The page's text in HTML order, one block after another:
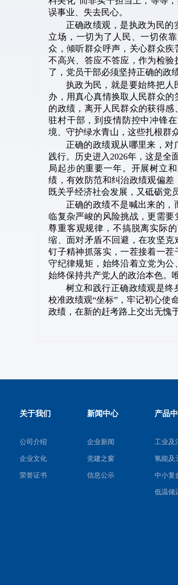
误事业、失去民心。
正确政绩观，是执政为民
立场，一切为了人民、一切依
众，倾听群众呼声，关心群众
不高兴、答应不答应，作为检
了，党员干部必须坚持正确的政
执政为民，就是要始终把人
办，用真心真情换取人民群众
的政绩，离开人民群众的获得
驻村干部，到疫情防控中冲锋
境、守护绿水青山，这些扎根群
正确的政绩观从哪里来，
践行。历史进入2026年，这是全
局起步的重要一年。开展树立
绩，有效防范和纠治政绩观偏差
既关乎经济社会发展，又砥砺党
正确的政绩不是喊出来的
临复杂严峻的风险挑战，更需
尊重客观规律，不搞脱离实际
缩、面对矛盾不回避，在攻坚
钉子精神抓落实，一茬接着一
守纪律规矩，始终沿着立党为公
始终保持共产党人的政治本色。
树立和践行正确政绩观是终
校准政绩观“坐标”，牢记初心使
政绩，在新的赶考路上交出无愧
关于我们
公司介绍
企业文化
荣誉证书
新闻中心
企业新闻
党建之窗
信息公示
产品
工业及
氢能及
中小复
低温储